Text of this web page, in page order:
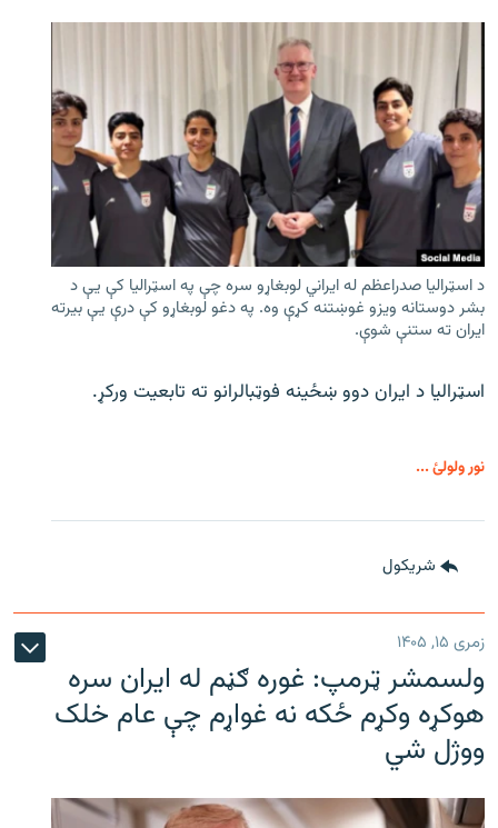
د اسټرالیا صدراعظم له ایراني لوبغاړو سره چې په اسټرالیا کې يې د
بشر دوستانه ویزو غوښتنه کړې وه. په دغو لوبغاړو کې درې يې بیرته
ایران ته ستنې شوې.
اسټرالیا د ایران دوو ښځینه فوټبالرانو ته تابعیت ورکړ.
نور ولولئ ...
شريکول
زمری ۱۵, ۱۴۰۵
ولسمشر ټرمپ: غوره ګڼم له ایران سره
هوکړه وکړم ځکه نه غواړم چې عام خلک
ووژل شي